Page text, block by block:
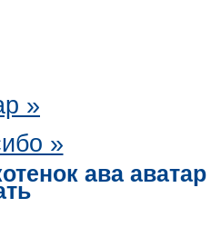
»
»
ава аватар